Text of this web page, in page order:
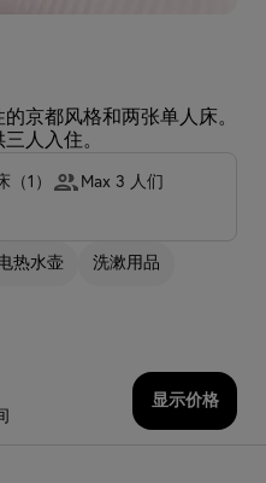
京都风格和两张单人床。
人入住。
1）
Max 3 人们
热水壶 洗漱用品
显示价格